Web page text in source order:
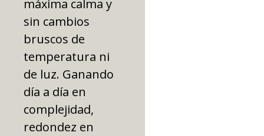
máxima calma y
sin cambios
bruscos de
temperatura ni
de luz. Ganando
día a día en
complejidad,
redondez en